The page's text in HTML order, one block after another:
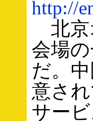
http://
北京
会場
だ。
意さ
サー